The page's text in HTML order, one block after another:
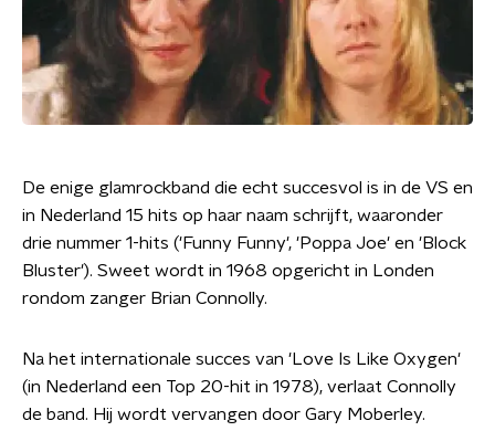
De enige glamrockband die echt succesvol is in de VS en
in Nederland 15 hits op haar naam schrijft, waaronder
drie nummer 1-hits ('Funny Funny', 'Poppa Joe' en 'Block
Bluster'). Sweet wordt in 1968 opgericht in Londen
rondom zanger Brian Connolly.
Na het internationale succes van 'Love Is Like Oxygen'
(in Nederland een Top 20-hit in 1978), verlaat Connolly
de band. Hij wordt vervangen door Gary Moberley.